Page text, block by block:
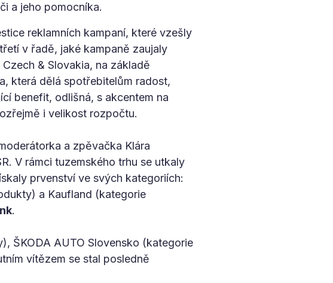
a jeho pomocníka.
reklamních kampaní, které vzešly
v řadě, jaké kampaně zaujaly
& Slovakia, na základě
která dělá spotřebitelům radost,
benefit, odlišná, s akcentem na
i velikost rozpočtu.
a zpěvačka Klára
V rámci tuzemského trhu se utkaly
prvenství ve svých kategoriích:
a Kaufland (kategorie
.
ŠKODA AUTO Slovensko (kategorie
vítězem se stal posledně